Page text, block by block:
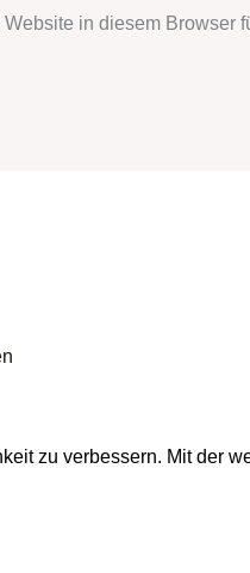
Adresse*
in diesem Browser
zu verbessern. Mit der